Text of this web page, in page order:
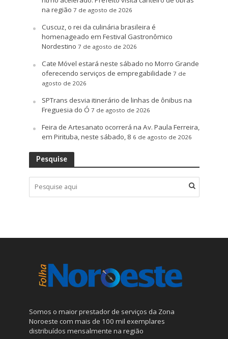
na região 7 de agosto de 2026
Cuscuz, o rei da culinária brasileira é
homenageado em Festival Gastronômico
Nordestino 7 de agosto de 2026
Cate Móvel estará neste sábado no Morro Grande
oferecendo serviços de empregabilidade 7 de
agosto de 2026
SPTrans desvia itinerário de linhas de ônibus na
Freguesia do Ó 7 de agosto de 2026
Feira de Artesanato ocorrerá na Av. Paula Ferreira,
em Pirituba, neste sábado, 8 6 de agosto de 2026
Pesquise
Somos o maior prestador de serviços da Zona
Noroeste com mais de 100 mil exemplares
distribuídos mensalmente na região